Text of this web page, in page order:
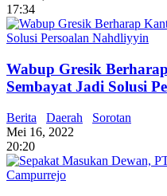
17:34
Wabup Gresik
Sembayat Jadi Solusi
Berita Daerah
Sorotan
Mei 16, 2022
20:20